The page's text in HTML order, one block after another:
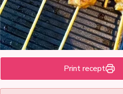
Print recept